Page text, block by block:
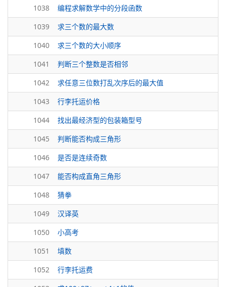
1038
编程求解数学中的分段函数
1039
求三个数的最大数
1040
求三个数的大小顺序
1041
判断三个整数是否相邻
1042
求任意三位数打乱次序后的最大值
1043
行李托运价格
1044
找出最经济型的包装箱型号
1045
判断能否构成三角形
1046
是否是连续奇数
1047
能否构成直角三角形
1048
猜拳
1049
汉译英
1050
小高考
1051
填数
1052
行李托运费